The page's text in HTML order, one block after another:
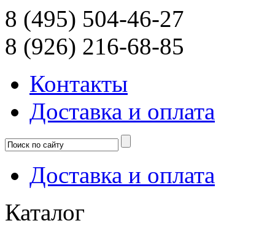
8 (495) 504-46-27
8 (926) 216-68-85
Контакты
Доcтавка и оплата
Доcтавка и оплата
Каталог